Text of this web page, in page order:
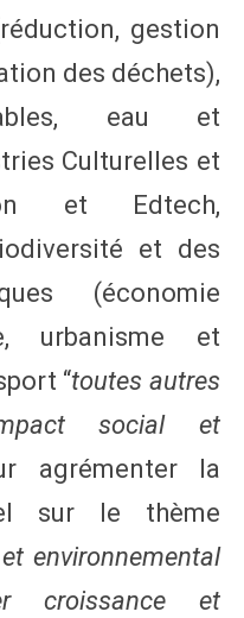
gestion
des déchets),
eau et
Culturelles et
et Edtech,
et des
(économie
urbanisme et
“toutes autres
social et
agrémenter la
sur le thème
environnemental
croissance et